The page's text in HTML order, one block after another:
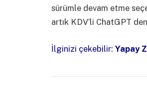
sürümle devam etme
artık KDV’li ChatGPT
İlginizi çekebilir: Yapay